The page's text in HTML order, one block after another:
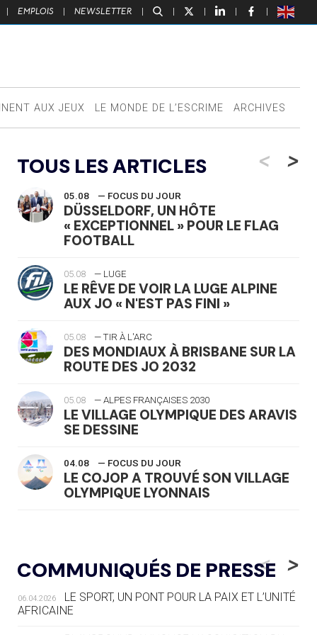
| EMPLOIS | NEWSLETTER | | | | |
AUX JEUX LE MONDE DE L’ESCRIME ARCHIVES
TOUS LES ARTICLES <
05.08 — FOCUS DU JOUR
DÜSSELDORF, UN HÔTE
« EXCEPTIONNEL » POUR LE FLAG
FOOTBALL
05.08 — LUGE
LE RÊVE DE VOIR LA LUGE ALPINE
AUX JO « N'EST PAS FINI »
05.08 — TIR À L'ARC
DES MONDIAUX À BRISBANE SUR LA
ROUTE DES JO 2032
05.08 — ALPES FRANÇAISES 2030
LE VILLAGE OLYMPIQUE DES ARAVIS
SE DESSINE
04.08 — FOCUS DU JOUR
LE COJOP A TROUVÉ SON VILLAGE
OLYMPIQUE LYONNAIS
« L'ALLEMAGNE PEUT DÉMONTRER
COMMENT ORGANISER DES JO
RESPONSABLES »
04.08
>
COMMUNIQUÉS DE PRESSE
<
06.04.2026
LE SPORT, UN PONT POUR LA PAIX ET L’UNITÉ
AFRICAINE
>